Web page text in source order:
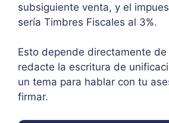
subsiguiente venta, y el
sería Timbres Fiscales al 3%.
Esto depende directamente
redacte la escritura de
un tema para hablar con tu
firmar.